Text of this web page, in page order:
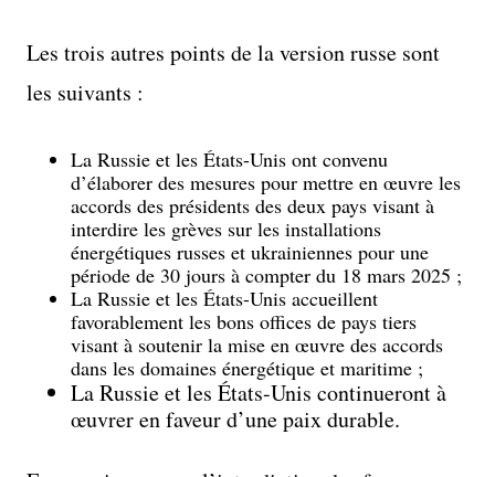
Les trois autres points de la version russe sont
les suivants :
La Russie et les États-Unis ont convenu
d’élaborer des mesures pour mettre en œuvre les
accords des présidents des deux pays visant à
interdire les grèves sur les installations
énergétiques russes et ukrainiennes pour une
période de 30 jours à compter du 18 mars 2025 ;
La Russie et les États-Unis accueillent
favorablement les bons offices de pays tiers
visant à soutenir la mise en œuvre des accords
dans les domaines énergétique et maritime ;
La Russie et les États-Unis continueront à
œuvrer en faveur d’une paix durable.